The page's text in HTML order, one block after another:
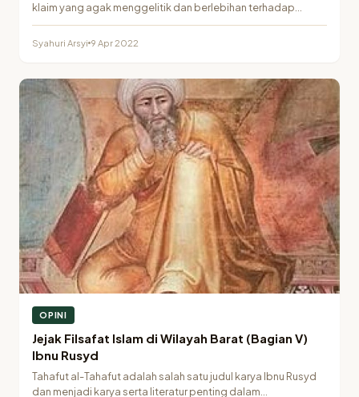
klaim yang agak menggelitik dan berlebihan terhadap
tradisi…
Syahuri Arsyi 9 Apr 2022
OPINI
Jejak Filsafat Islam di Wilayah Barat (Bagian V)
Ibnu Rusyd
Tahafut al-Tahafut adalah salah satu judul karya Ibnu Rusyd
dan menjadi karya serta literatur penting dalam…